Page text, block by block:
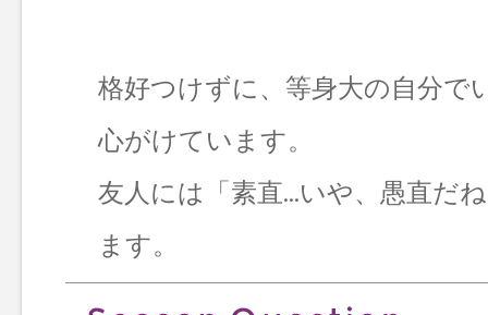
格好つけずに、等身大の自分で
心がけています。
友人には「素直…いや、愚直だ
ます。